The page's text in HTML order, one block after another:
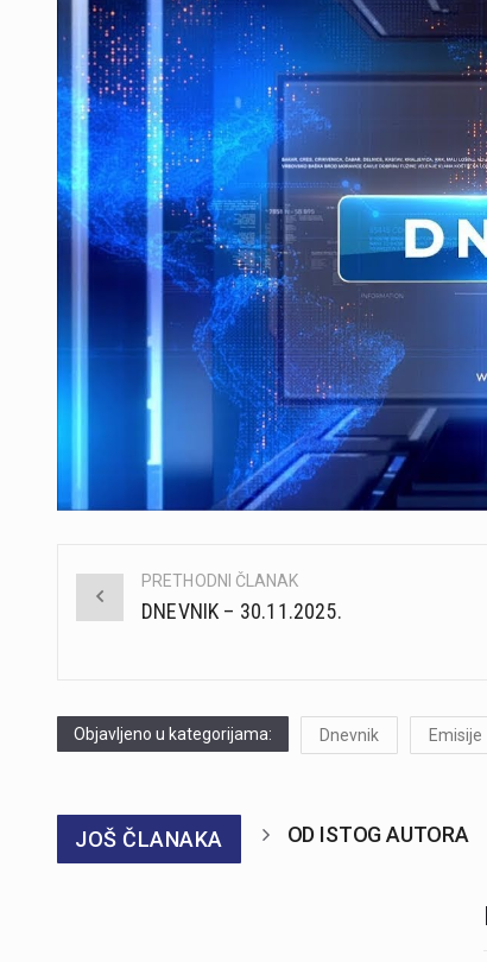
Post
PRETHODNI ČLANAK
DNEVNIK – 30.11.2025.
Objavljeno u kategorijama: Dnevnik Emisije
JOŠ ČLANAKA OD ISTOG AUTORA